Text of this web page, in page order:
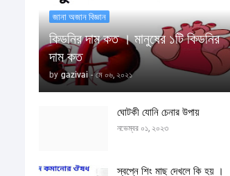
জানা অজান বিজ্ঞান
কিডনির দাম কত । মানুষের ১টি কিডনির
দাম কত
by gazivai - মে ০৬, ২০২১
ঘোটকী যোনি চেনার উপায়
নভেম্বর ০১, ২০২৩
স্বপ্নে শিং মাছ দেখলে কি হয় ।